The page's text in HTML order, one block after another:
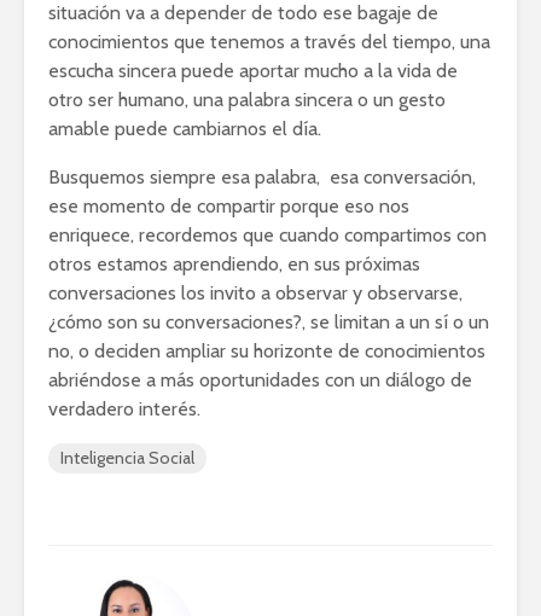
situación va a depender de todo ese bagaje de
conocimientos que tenemos a través del tiempo, una
escucha sincera puede aportar mucho a la vida de
otro ser humano, una palabra sincera o un gesto
amable puede cambiarnos el día.
Busquemos siempre esa palabra, esa conversación,
ese momento de compartir porque eso nos
enriquece, recordemos que cuando compartimos con
otros estamos aprendiendo, en sus próximas
conversaciones los invito a observar y observarse,
¿cómo son su conversaciones?, se limitan a un sí o un
no, o deciden ampliar su horizonte de conocimientos
abriéndose a más oportunidades con un diálogo de
verdadero interés.
Inteligencia Social